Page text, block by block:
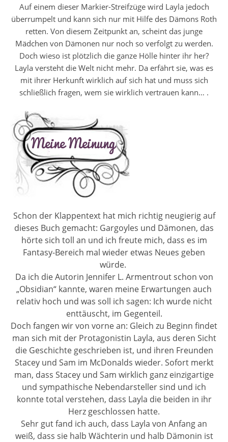
Auf einem dieser Markier-Streifzüge wird Layla jedoch
überrumpelt und kann sich nur mit Hilfe des Dämons Roth
retten. Von diesem Zeitpunkt an, scheint das junge
Mädchen von Dämonen nur noch so verfolgt zu werden.
Doch wieso ist plötzlich die ganze Hölle hinter ihr her?
Layla versteht die Welt nicht mehr. Da erfährt sie, was es
mit ihrer Herkunft wirklich auf sich hat und muss sich
schließlich fragen, wem sie wirklich vertrauen kann… .
Schon der Klappentext hat mich richtig neugierig auf
dieses Buch gemacht: Gargoyles und Dämonen, das
hörte sich toll an und ich freute mich, dass es im
Fantasy-Bereich mal wieder etwas Neues geben
würde.
Da ich die Autorin Jennifer L. Armentrout schon von
„Obsidian“ kannte, waren meine Erwartungen auch
relativ hoch und was soll ich sagen: Ich wurde nicht
enttäuscht, im Gegenteil.
Doch fangen wir von vorne an: Gleich zu Beginn findet
man sich mit der Protagonistin Layla, aus deren Sicht
die Geschichte geschrieben ist, und ihren Freunden
Stacey und Sam im McDonalds wieder. Sofort merkt
man, dass Stacey und Sam wirklich ganz einzigartige
und sympathische Nebendarsteller sind und ich
konnte total verstehen, dass Layla die beiden in ihr
Herz geschlossen hatte.
Sehr gut fand ich auch, dass Layla von Anfang an
weiß, dass sie halb Wächterin und halb Dämonin ist